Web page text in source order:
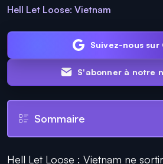
Hell Let Loose: Vietnam
Suivez-nous sur
S'abonner à notre
Sommaire
Hell Let Loose : Vietnam ne